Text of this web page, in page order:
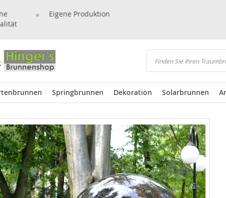
Eigene Produktion
Suchen
Springbrunnen Dekoration Solarbrunnen